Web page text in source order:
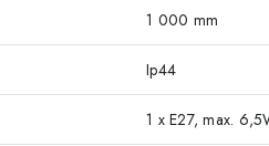
1 000 mm
Ip44
1 x E27, max.